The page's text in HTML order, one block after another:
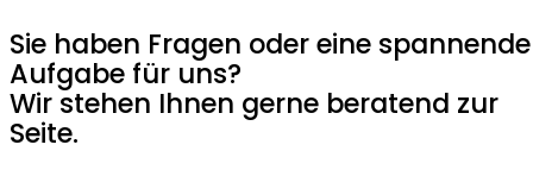
Sie haben Fragen oder eine spannende
Aufgabe für uns?
Wir stehen Ihnen gerne beratend zur
Seite.